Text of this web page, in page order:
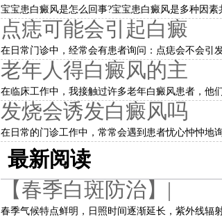
宝宝患白癜风是怎么回事?宝宝患白癜风是多种因
点痣可能会引起白癜
在日常门诊中，经常会有患者询问：点痣会不会引
老年人得白癜风的主
在临床工作中，我接触过许多老年白癜风患者，他
发烧会诱发白癜风吗
在日常的门诊工作中，常常会遇到患者忧心忡忡地
最新阅读
【春季白斑防治】|
春季气候特点鲜明，日照时间逐渐延长，紫外线辐